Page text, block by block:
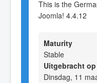
This is the
Joomla! 4.4.12
Maturity
Stable
Uitgebracht op
Dinsdag, 11